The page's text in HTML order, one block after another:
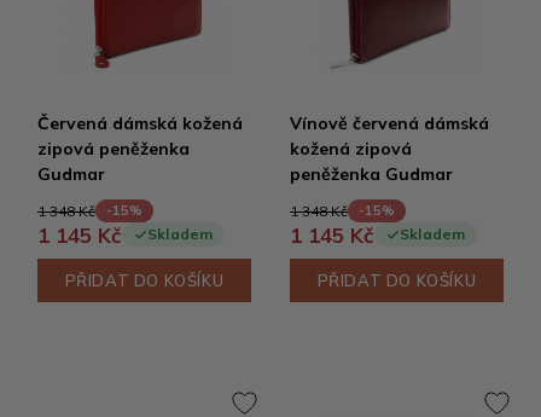
Červená dámská kožená
zipová peněženka
Gudmar
1 348 Kč -15%
1 145 Kč Skladem
PŘIDAT DO KOŠÍKU
Vínově červená dámská
kožená zipová
peněženka Gudmar
1 348 Kč -15%
1 145 Kč Skladem
PŘIDAT DO KOŠÍKU